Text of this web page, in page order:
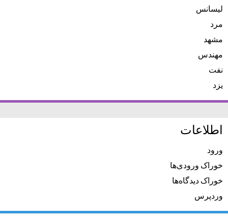
لیسانس
مرد
مشهد
مهندس
نفت
یزد
اطلاعات
ورود
خوراک ورودی‌ها
خوراک دیدگاه‌ها
وردپرس